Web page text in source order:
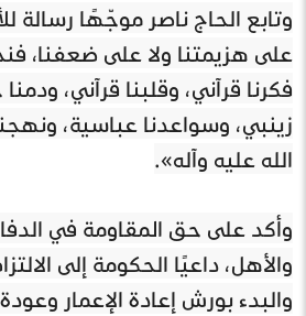
وتابع الحاج ناصر موجّهًا رسالة
على هزيمتنا ولا على ضعفنا،
فكرنا قرآني، وقلبنا قرآني،
زينبي، وسواعدنا عباسية،
الله عليه وآله».
وأكد على حق المقاومة في
والأهل، داعيًا الحكومة إلى
والبدء بورش إعادة الإعمار